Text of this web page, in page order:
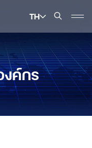
TH
Enhanced by
ค์กร